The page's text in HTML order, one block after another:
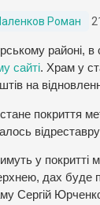
Роман
районі,
сайті. Храм у
на
покриття
у
дах буде
Сергій